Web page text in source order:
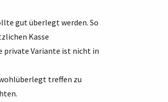
gut überlegt werden. So
Kasse
private Variante ist nicht in
treffen zu